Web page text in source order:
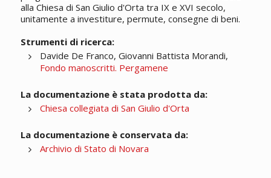
alla Chiesa di San Giulio d'Orta tra IX e XVI secolo,
unitamente a investiture, permute, consegne di beni.
Strumenti di ricerca:
Davide De Franco, Giovanni Battista Morandi,
Fondo manoscritti. Pergamene
La documentazione è stata prodotta da:
Chiesa collegiata di San Giulio d'Orta
La documentazione è conservata da:
Archivio di Stato di Novara